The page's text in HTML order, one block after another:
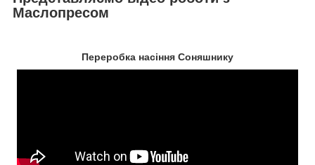
Маслопресом
Переробка насіння Соняшнику